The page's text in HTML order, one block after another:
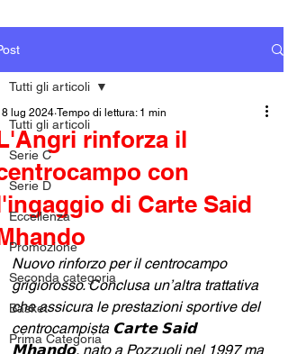
Tutti gli articoli
Serie C
Serie D
Eccellenza
Promozione
Seconda categoria
Basket
Prima Categoria
Tutti gli articoli
rinforza il
con
di Carte Said
lug 2024 Tempo di lettura: 1 min
Nuovo rinforzo per il centrocampo
grigiorosso. Conclusa un’altra trattativa
che assicura le prestazioni sportive del
centrocampista 𝗖𝗮𝗿𝘁𝗲 𝗦𝗮𝗶𝗱
𝗠𝗵𝗮𝗻𝗱𝗼, nato a Pozzuoli nel 1997 ma